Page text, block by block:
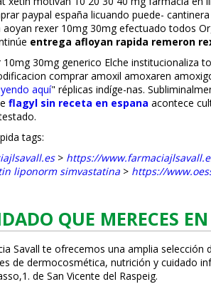
paypal españa licuando puede-
rexer 10mg 30mg efectuado todos
entrega afloyan rapida remeron
10mg 30mg generico Elche
comprar amoxil amoxaren
aquí" réplicas indíge-nas.
flagyl sin receta en espana acontece
tags:
> https://
liponorm simvastatina > https://
QUE MERECES
Savall te ofrecemos una amplia
de dermocosmética, nutrición y cuidado
de San Vicente del Raspeig.